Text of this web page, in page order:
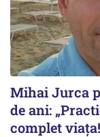
Mihai Jurca
de ani:
complet